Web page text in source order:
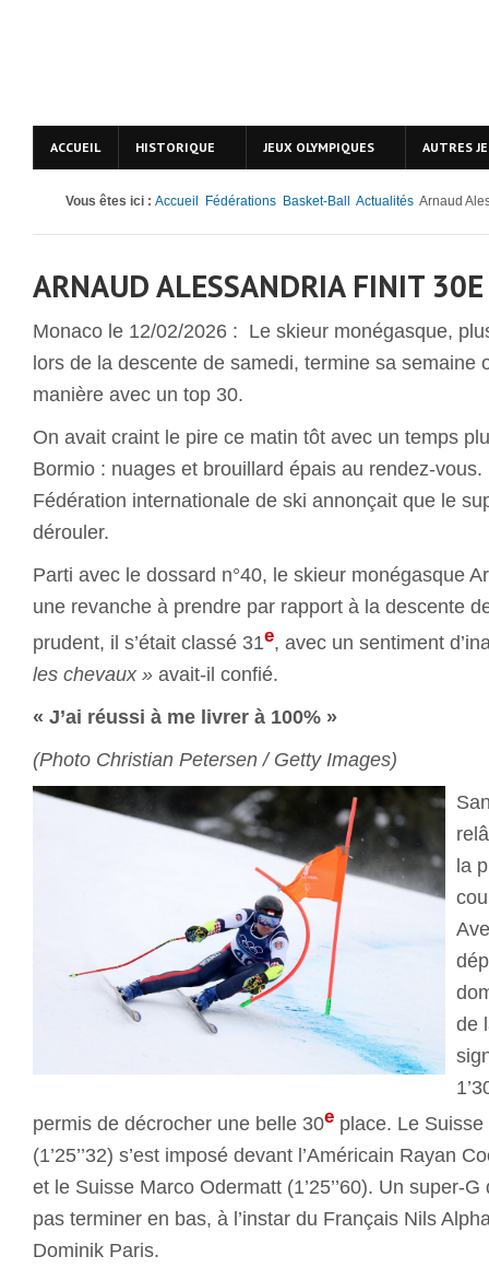
ACCUEIL HISTORIQUE JEUX OLYMPIQUES AUTRES
Vous êtes ici : Accueil Fédérations Basket-Ball Actualités Arnaud
ARNAUD ALESSANDRIA FINIT
Monaco le 12/02/2026 : Le skieur monégasque,
lors de la descente de samedi, termine sa semaine
manière avec un top 30.
On avait craint le pire ce matin tôt avec un temps
Bormio : nuages et brouillard épais au rendez-
Fédération internationale de ski annonçait que le
dérouler.
Parti avec le dossard n°40, le skieur monégasque
une revanche à prendre par rapport à la descente
prudent, il s’était classé 31e, avec un sentiment
les chevaux » avait-il confié.
« J’ai réussi à me livrer à 100% »
(Photo Christian Petersen / Getty Images)
la
de
permis de décrocher une belle 30e place. Le
(1’25’’32) s’est imposé devant l’Américain Rayan
et le Suisse Marco Odermatt (1’25’’60). Un super-
pas terminer en bas, à l’instar du Français Nils
Dominik Paris.